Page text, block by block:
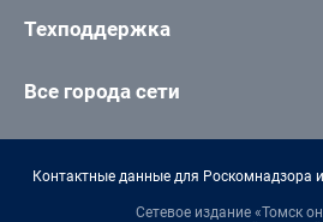
Техподдержка
Все города сети
Контактные данные для Роскомнадзора
Сетевое издание «Томск